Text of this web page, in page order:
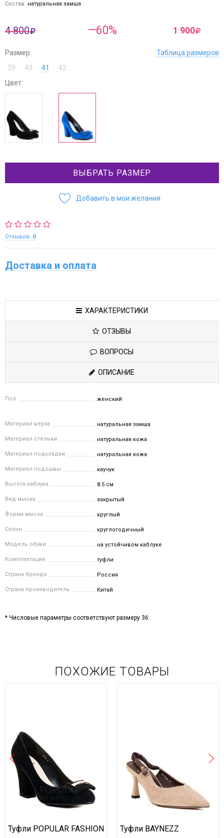
Состав: натуральная замша
4 800 —60% 1 900
Размер:
Таблица размеров
39
40 41
42
Цвет:
ВЫБРАТЬ РАЗМЕР
Добавить в мои желания
Отзывов: 0
Доставка и оплата
ХАРАКТЕРИСТИКИ
ОТЗЫВЫ
ВОПРОСЫ
ОПИСАНИЕ
Пол женский
Материал верха натуральная замша
Материал стельки натуральная кожа
Материал подкладки натуральная кожа
Материал подошвы каучук
Высота каблука 8.5 см
Вид мыска закрытый
Форма мыска круглый
Сезон круглогодичный
Модель обуви на устойчивом каблуке
Комплектация туфли
Страна бренда Россия
Страна производитель Китай
* Числовые параметры соответствуют размеру 36
ПОХОЖИЕ ТОВАРЫ
Туфли POPULAR FASHION Туфли BAYNEZZ